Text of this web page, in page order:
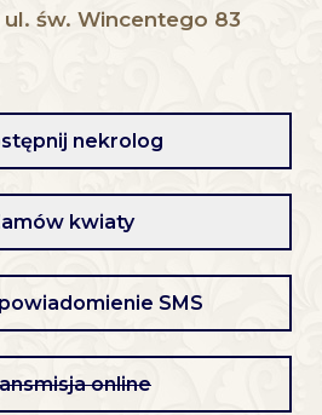
św. Wincentego 83
nekrolog
kwiaty
SMS
online